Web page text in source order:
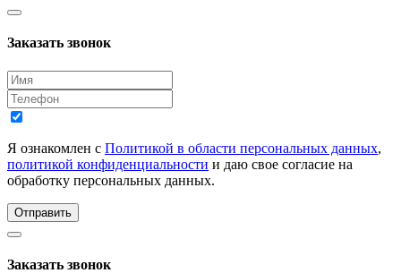
Заказать звонок
Я ознакомлен с Политикой в области персональных данных,
политикой конфиденциальности и даю свое согласие на
обработку персональных данных.
Отправить
Заказать звонок